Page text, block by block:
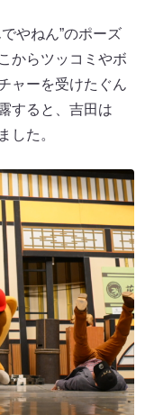
やねん”のポーズ
からツッコミやボ
ャーを受けたぐん
すると、吉田は
した。